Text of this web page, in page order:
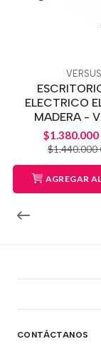
VERSUS
ELECTRICO
MADERA -
$1.380.000
$1.440.000
AGREGAR
CONTÁCTANOS